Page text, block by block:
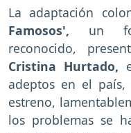
La adaptación
Famosos', un
reconocido,
Cristina Hurtado,
adeptos en el
estreno,
los problemas se